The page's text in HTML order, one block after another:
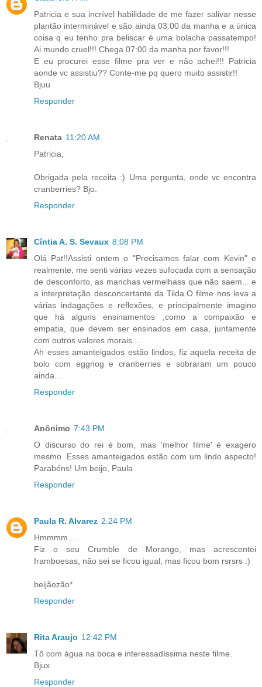
Patricia e sua incrível habilidade de me fazer salivar nesse
plantão interminável e são ainda 03:00 da manha e a única
coisa q eu tenho pra beliscar é uma bolacha passatempo!
Ai mundo cruel!!! Chega 07:00 da manha por favor!!!
E eu procurei esse filme pra ver e não achei!!! Patricia
aonde vc assistiu?? Conte-me pq quero muito assistir!!
Bjuu
Responder
Renata 11:20 AM
Patricia,
Obrigada pela receita :) Uma pergunta, onde vc encontra
cranberries? Bjo.
Responder
Cíntia A. S. Sevaux 8:08 PM
Olá Pat!!Assisti ontem o "Precisamos falar com Kevin" e
realmente, me senti várias vezes sufocada com a sensação
de desconforto, as manchas vermelhass que não saem... e
a interpretação desconcertante da Tilda.O filme nos leva a
várias indagações e reflexões, e principalmente imagino
que há alguns ensinamentos ,como a compaixão e
empatia, que devem ser ensinados em casa, juntamente
com outros valores morais....
Ah esses amanteigados estão lindos, fiz aquela receita de
bolo com eggnog e cranberries e sobraram um pouco
ainda...
Responder
Anônimo 7:43 PM
O discurso do rei é bom, mas 'melhor filme' é exagero
mesmo. Esses amanteigados estão com um lindo aspecto!
Parabéns! Um beijo, Paula
Responder
Paula R. Alvarez 2:24 PM
Hmmmm...
Fiz o seu Crumble de Morango, mas acrescentei
framboesas, não sei se ficou igual, mas ficou bom rsrsrs :)
beijãozão*
Responder
Rita Araujo 12:42 PM
Tô com água na boca e interessadíssima neste filme.
Bjux
Responder